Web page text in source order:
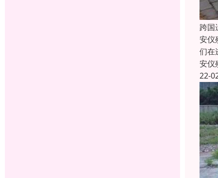
跨国
安仪
们在
安仪
22-